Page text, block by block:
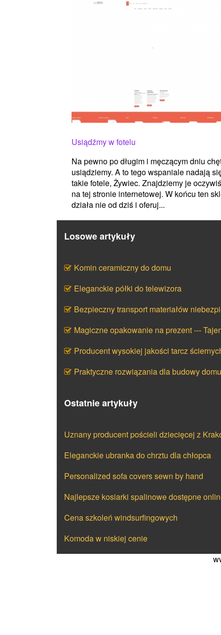
Usiądźmy w fotelu
Na pewno po długim i męczącym dniu
usiądziemy. A to tego wspaniale nadają
takie fotele, Żywiec. Znajdziemy je
na tej stronie internetowej. W końcu ten
działa nie od dziś i oferuj...
Losowe artykuły
Komin ceramiczny do domu
Eleganckie półki do telewizora
Bezpieczny transport materiałów
Magiczne opakowanie na prezent ---
Producent wysokiej jakości tarcz
Praktyczne rozwiązania dla budowy domu
Ostatnie artykuły
Uznany producent pościeli dziecięcej z
Eleganckie ubranka do chrztu dla chłopca
Personalized sofa covers sewn by hand
Najlepsze kosiarki spalinowe dostępne
Cena szkoleń windsurfingowych
Komoda w niskiej cenie